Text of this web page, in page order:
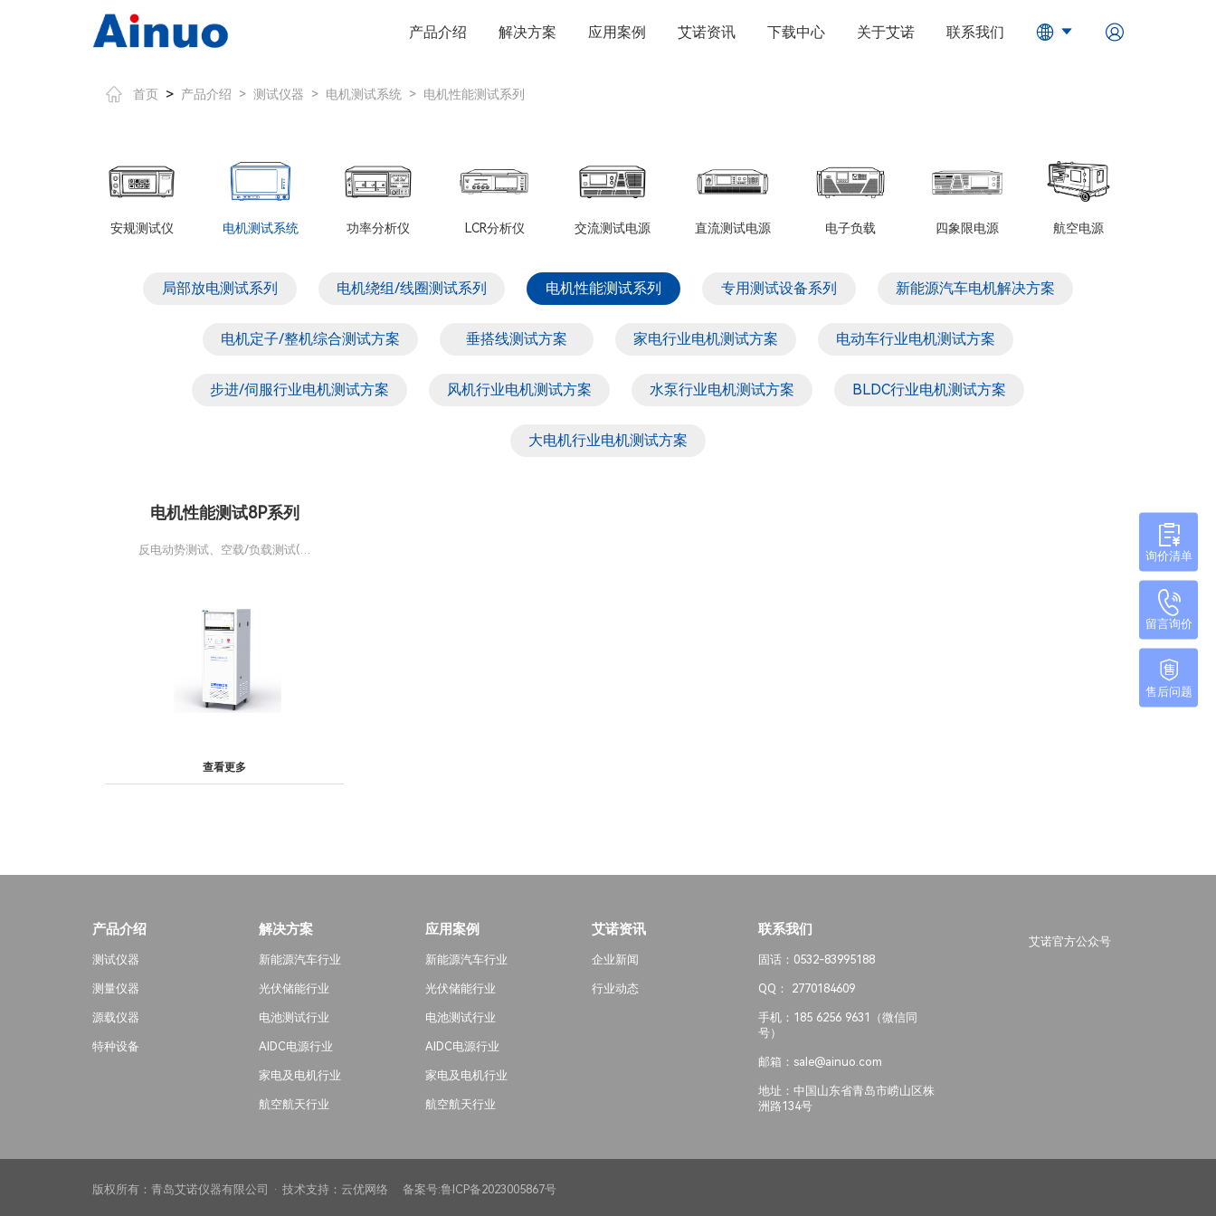
产品介绍 解决方案 应用案例 艾诺资讯 下载中心 关于艾诺 联系我们
首页 > 产品介绍 > 测试仪器 > 电机测试系统 > 电机性能测试系列
安规测试仪 电机测试系统 功率分析仪 LCR分析仪 交流测试电源 直流测试电源 电子负载 四象限电源 航空电源
局部放电测试系列 电机绕组/线圈测试系列 电机性能测试系列 专用测试设备系列 新能源汽车电机解决方案
电机定子/整机综合测试方案 垂搭线测试方案 家电行业电机测试方案 电动车行业电机测试方案
步进/伺服行业电机测试方案 风机行业电机测试方案 水泵行业电机测试方案 BLDC行业电机测试方案
大电机行业电机测试方案
电机性能测试8P系列
反电动势测试、空载/负载测试(电
低启测试、振动与噪音检测、NVH
等。
查看更多
产品介绍
测试仪器
测量仪器
源载仪器
特种设备
解决方案
新能源汽车行业
光伏储能行业
电池测试行业
AIDC电源行业
家电及电机行业
航空航天行业
应用案例
新能源汽车行业
光伏储能行业
电池测试行业
AIDC电源行业
家电及电机行业
航空航天行业
艾诺资讯
企业新闻
行业动态
联系我们
固话：0532-83995188
QQ： 2770184609
手机：185 6256 9631（微信同
号）
邮箱：sale@ainuo.com
地址：中国山东省青岛市崂山区株
洲路134号
艾诺官方公众号
版权所有：青岛艾诺仪器有限公司 · 技术支持： 云优网络 备案号:鲁ICP备2023005867号
询价清单
留言询价
售后问题